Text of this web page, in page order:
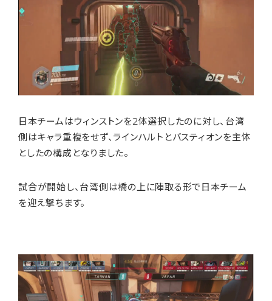
日本チームはウィンストンを2体選択したのに対し、台湾
側はキャラ重複をせず、ラインハルトとバスティオンを主体
としたの構成となりました。
試合が開始し、台湾側は橋の上に陣取る形で日本チーム
を迎え撃ちます。